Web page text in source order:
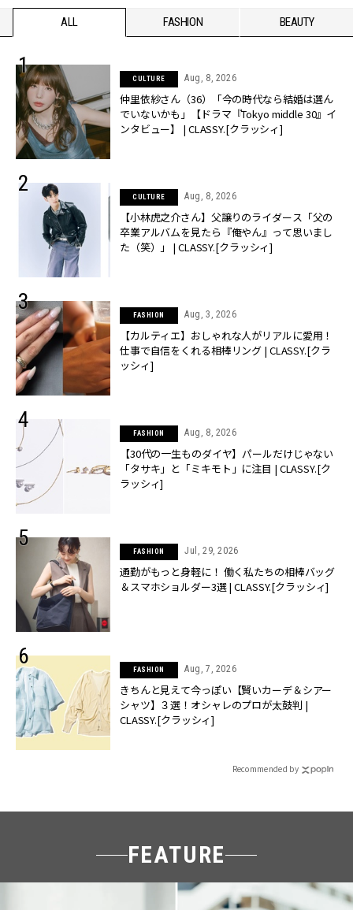
ALL FASHION BEAUTY
CULTURE Aug, 8, 2026
仲里依紗さん（36）「今の時代なら結婚は選ん
でいないかも」【ドラマ『Tokyo middle 30』イ
ンタビュー】 | CLASSY.[クラッシィ]
CULTURE Aug, 8, 2026
【小林虎之介さん】父譲りのライダース「父の
卒業アルバムを見たら『俺やん』って思いまし
た（笑）」 | CLASSY.[クラッシィ]
FASHION Aug, 3, 2026
【カルティエ】おしゃれな人がリアルに愛用！
仕事で自信をくれる相棒リング | CLASSY.[クラ
ッシィ]
FASHION Aug, 8, 2026
【30代の一生ものダイヤ】パールだけじゃない
「タサキ」と「ミキモト」に注目 | CLASSY.[ク
ラッシィ]
FASHION Jul, 29, 2026
通勤がもっと身軽に！ 働く私たちの相棒バッグ
＆スマホショルダー3選 | CLASSY.[クラッシィ]
FASHION Aug, 7, 2026
きちんと見えて今っぽい【賢いカーデ＆シアー
シャツ】３選！オシャレのプロが太鼓判 |
CLASSY.[クラッシィ]
Recommended by
FEATURE